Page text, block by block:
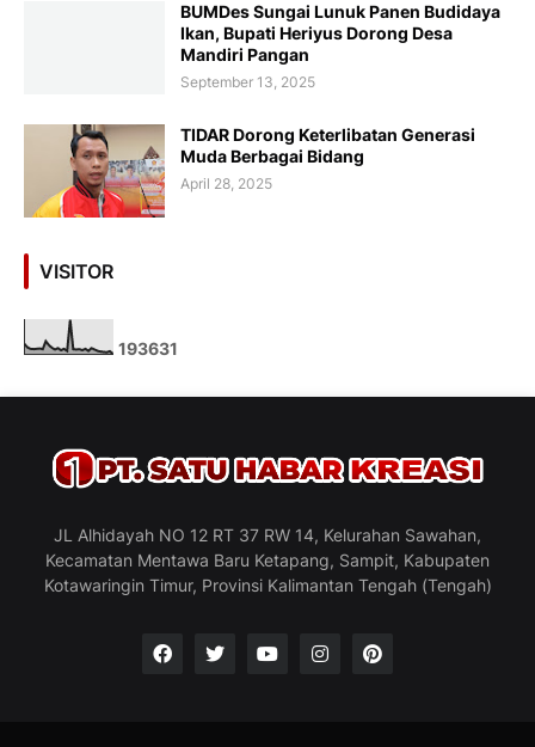
BUMDes Sungai Lunuk Panen Budidaya
Ikan, Bupati Heriyus Dorong Desa
Mandiri Pangan
September 13, 2025
TIDAR Dorong Keterlibatan Generasi
Muda Berbagai Bidang
April 28, 2025
VISITOR
193631
JL Alhidayah NO 12 RT 37 RW 14, Kelurahan Sawahan,
Kecamatan Mentawa Baru Ketapang, Sampit, Kabupaten
Kotawaringin Timur, Provinsi Kalimantan Tengah (Tengah)